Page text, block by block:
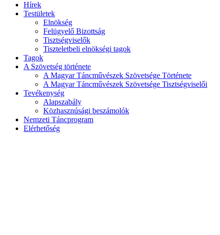
Hírek
Testületek
Elnökség
Felügyelő Bizottság
Tisztségviselők
Tiszteletbeli elnökségi tagok
Tagok
A Szövetség története
A Magyar Táncművészek Szövetsége Története
A Magyar Táncművészek Szövetsége Tisztségviselői
Tevékenység
Alapszabály
Közhasznúsági beszámolók
Nemzeti Táncprogram
Elérhetőség